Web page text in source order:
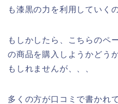
も漆黒の力を利用していく
もしかしたら、こちらのペ
の商品を購入しようかどう
もしれませんが、、、
多くの方が口コミで書かれ